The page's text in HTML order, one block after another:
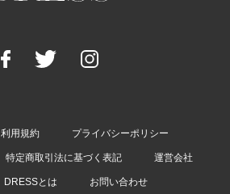
利用規約 プライバシーポリシー
特定商取引法に基づく表記 運営会社
DRESSとは お問い合わせ